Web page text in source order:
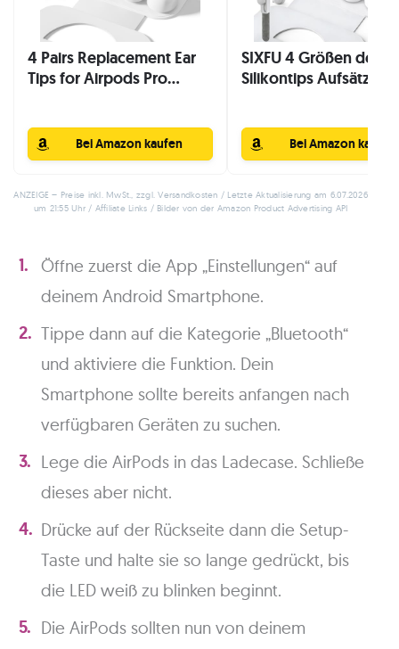
4 Pairs Replacement Ear
Tips for Airpods Pro...
Bei Amazon kaufen
SIXFU 4 Größen der
Silikontips Aufsätze
Bei Amazon kaufen
ANZEIGE – Preise inkl. MwSt., zzgl. Versandkosten / Letzte Aktualisierung am 6.07.2026
um 21:55 Uhr / Affiliate Links / Bilder von der Amazon Product Advertising API
Öffne zuerst die App „Einstellungen“ auf
deinem Android Smartphone.
Tippe dann auf die Kategorie „Bluetooth“
und aktiviere die Funktion. Dein
Smartphone sollte bereits anfangen nach
verfügbaren Geräten zu suchen.
Lege die AirPods in das Ladecase. Schließe
dieses aber nicht.
Drücke auf der Rückseite dann die Setup-
Taste und halte sie so lange gedrückt, bis
die LED weiß zu blinken beginnt.
Die AirPods sollten nun von deinem